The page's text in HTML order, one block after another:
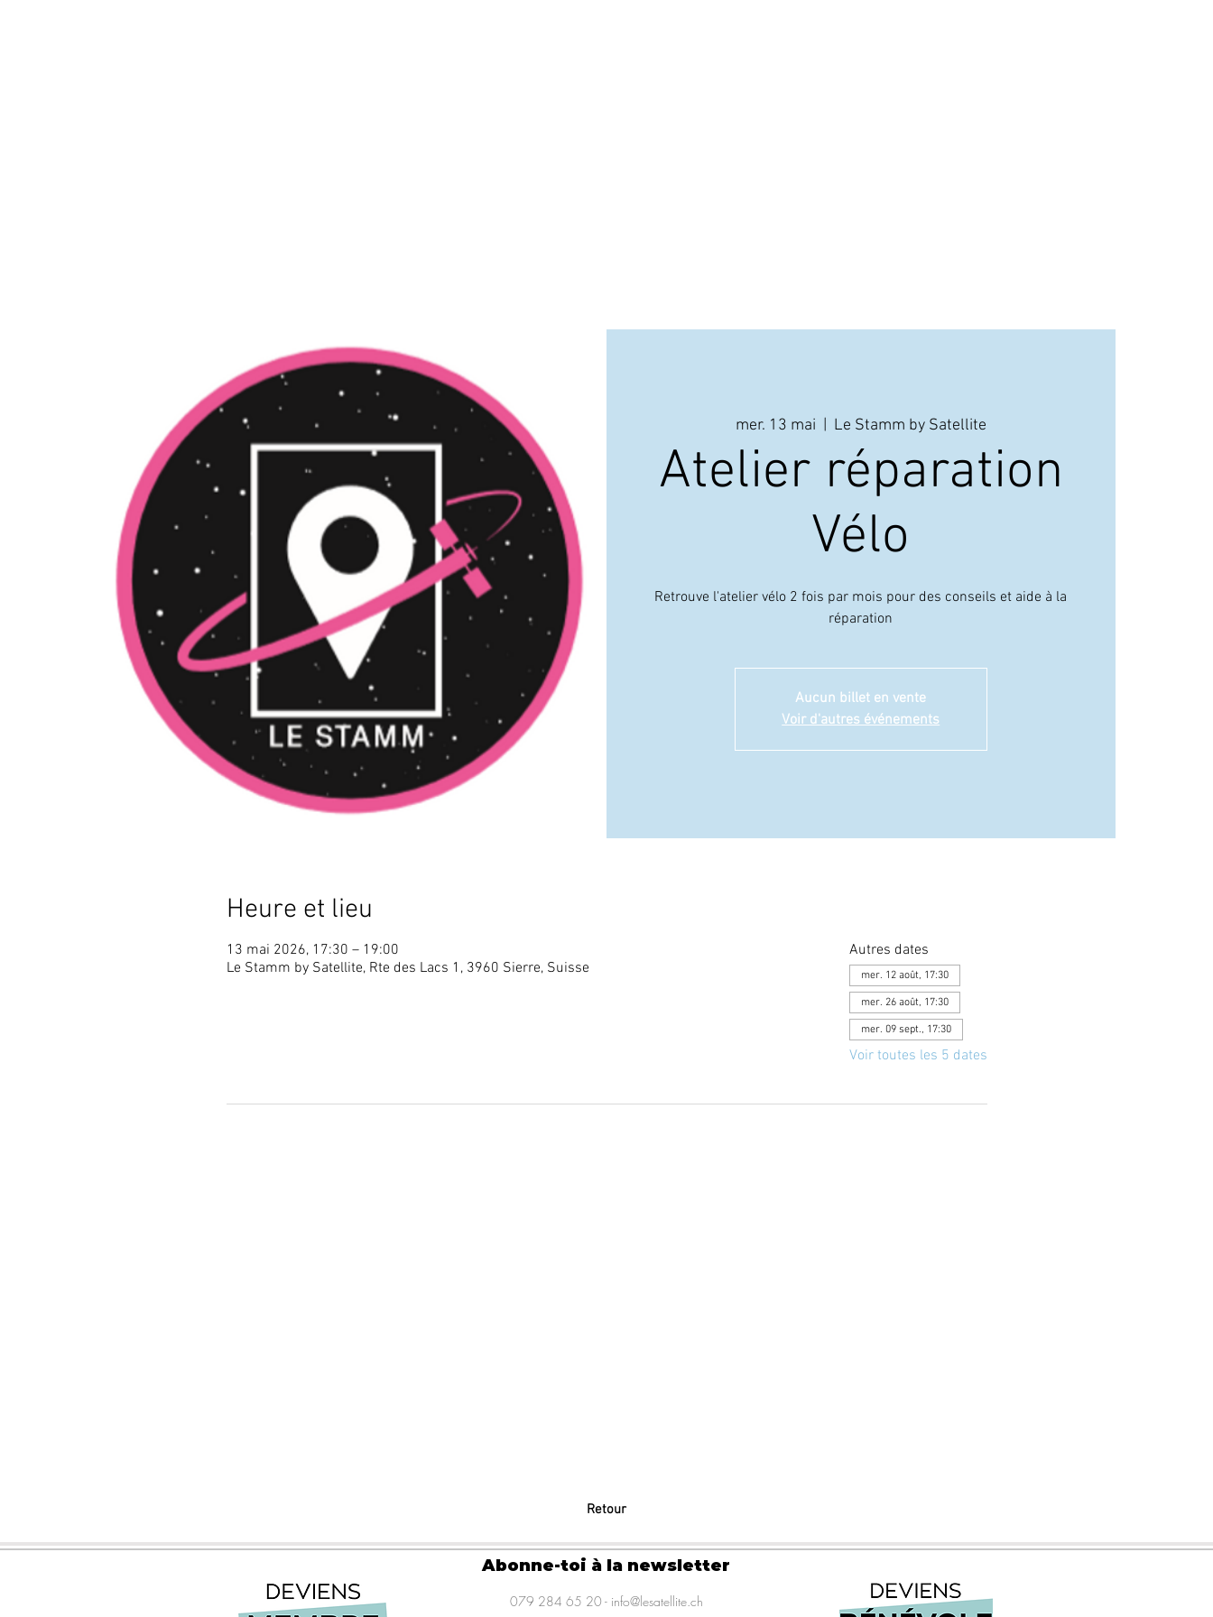
mer. 13 mai
  |
Le Stamm by Satellite
Atelier réparation
Vélo
Retrouve l'atelier vélo 2 fois par mois pour des conseils et aide à la
réparation
Aucun billet en vente
Voir d'autres événements
Heure et lieu
13 mai 2026, 17:30 – 19:00
Le Stamm by Satellite, Rte des Lacs 1, 3960 Sierre, Suisse
Autres dates
mer. 12 août, 17:30
mer. 26 août, 17:30
mer. 09 sept., 17:30
Voir toutes les 5 dates
Retour
Abonne-toi à la newsletter
079 284 65 20 - info@lesatellite.ch